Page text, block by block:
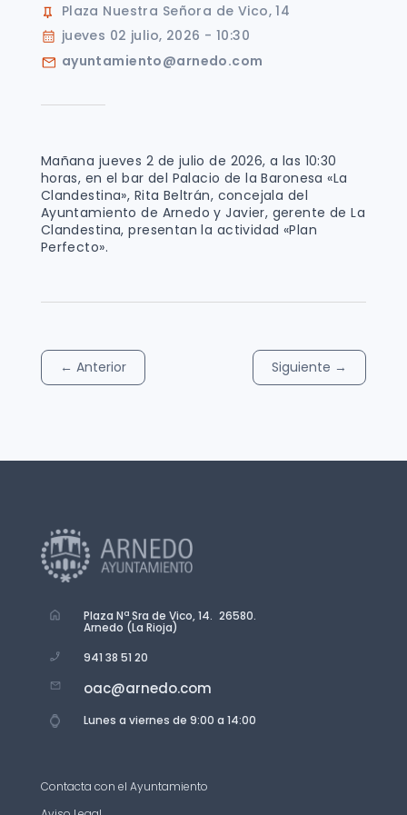
Plaza Nuestra Señora de Vico, 14
jueves 02 julio, 2026 - 10:30
ayuntamiento@arnedo.com
Mañana jueves 2 de julio de 2026, a las 10:30
horas, en el bar del Palacio de la Baronesa «La
Clandestina», Rita Beltrán, concejala del
Ayuntamiento de Arnedo y Javier, gerente de La
Clandestina, presentan la actividad «Plan
Perfecto».
← Anterior Siguiente →
Plaza Nª Sra de Vico, 14. 26580.
Arnedo (La Rioja)
941 38 51 20
oac@arnedo.com
Lunes a viernes de 9:00 a 14:00
Contacta con el Ayuntamiento